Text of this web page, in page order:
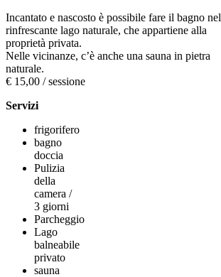
Incantato e nascosto è possibile fare il bagno nel
rinfrescante lago naturale, che appartiene alla
proprietà privata.
Nelle vicinanze, c’è anche una sauna in pietra
naturale.
€ 15,00 / sessione
Servizi
frigorifero
bagno
doccia
Pulizia
della
camera /
3 giorni
Parcheggio
Lago
balneabile
privato
sauna